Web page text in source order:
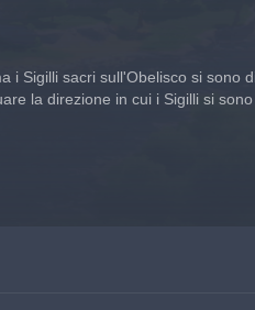
i Sigilli sacri sull'Obelisco si sono
la direzione in cui i Sigilli si sono